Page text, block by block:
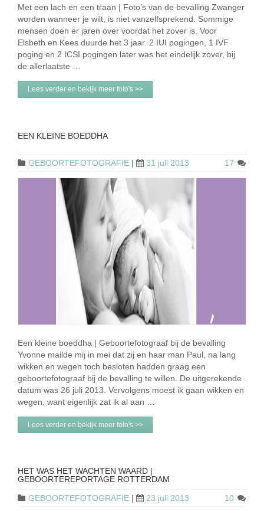
Met een lach en een traan | Foto’s van de bevalling Zwanger
worden wanneer je wilt, is niet vanzelfsprekend. Sommige
mensen doen er jaren over voordat het zover is. Voor
Elsbeth en Kees duurde het 3 jaar. 2 IUI pogingen, 1 IVF
poging en 2 ICSI pogingen later was het eindelijk zover, bij
de allerlaatste …
Lees verder en bekijk meer foto's >>
EEN KLEINE BOEDDHA
GEBOORTEFOTOGRAFIE | 31 juli 2013 17
Een kleine boeddha | Geboortefotograaf bij de bevalling
Yvonne mailde mij in mei dat zij en haar man Paul, na lang
wikken en wegen toch besloten hadden graag een
geboortefotograaf bij de bevalling te willen. De uitgerekende
datum was 26 juli 2013. Vervolgens moest ik gaan wikken en
wegen, want eigenlijk zat ik al aan …
Lees verder en bekijk meer foto's >>
HET WAS HET WACHTEN WAARD |
GEBOORTEREPORTAGE ROTTERDAM
GEBOORTEFOTOGRAFIE | 23 juli 2013 10